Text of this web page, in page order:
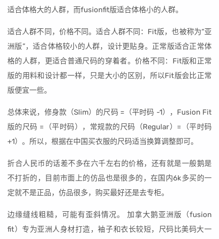
适合体格大的人群，而fusionfit版适合体格小的人群。
适合人群不同，价格不同。适合人群不同：Fit版，也被称为“亚
洲版”，适合体格较小的人群，设计更贴身。正常版适合正常体
格的人群，更适合普通尺码的穿着者。价格不同：Fit版和正常
版的用料和设计都一样，只是大小的区别，所以Fit版会比正常
版便宜一些。
总体来说，修身款（Slim）的尺码 =（平时码 -1），Fusion Fit
版的尺码 =（平时码），常规款的尺码（Regular）=（平时码
+1）。所以，根据在中国买衣服的尺码适当换算调整即可。
折合人民币的话差不多在六千左右的价格，还有就是一般鹅是
不打折的，目前市面上的仿品也是很多的，在国内6k多买的一
定就不是正品，仿品很多，购买最好还是去专柜。
边缘缝线粗糙，可能有歪斜情况。 加拿大鹅亚洲版（fusion
fit）专为亚洲人身材打造，袖子和衣长较短，尺码比美码大一